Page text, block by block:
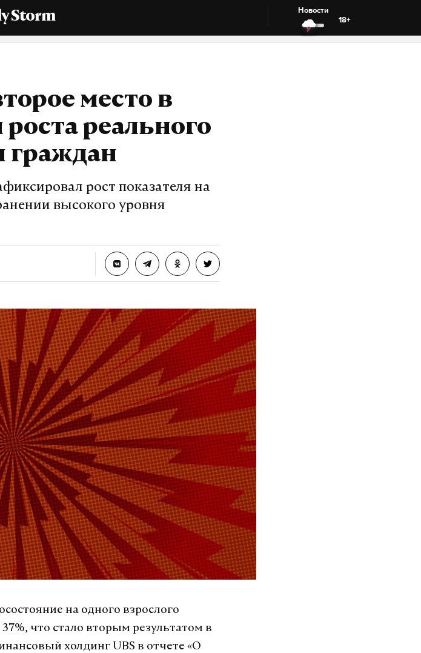
Storm
Новости
18+
место в
реального
граждан
рост показателя на
высокого уровня
на одного взрослого
что стало вторым результатом в
холдинг UBS в отчете «О